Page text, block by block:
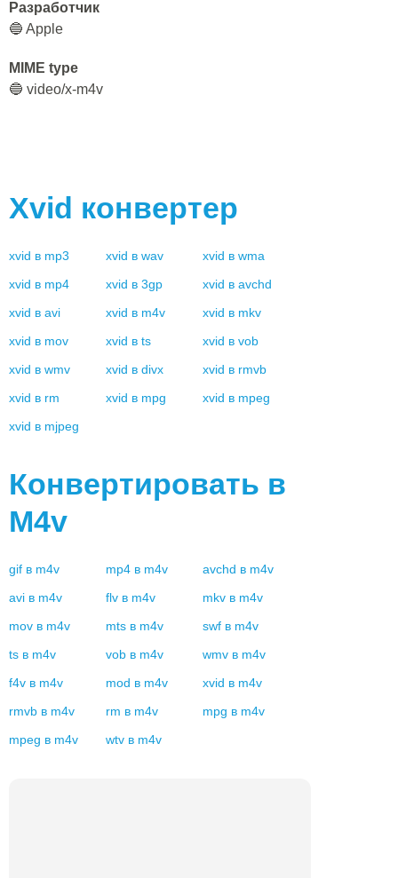
Разработчик
🔵 Apple
MIME type
🔵 video/x-m4v
Xvid конвертер
xvid в mp3 xvid в wav xvid в wma
xvid в mp4 xvid в 3gp xvid в avchd
xvid в avi xvid в m4v xvid в mkv
xvid в mov xvid в ts xvid в vob
xvid в wmv xvid в divx xvid в rmvb
xvid в rm xvid в mpg xvid в mpeg
xvid в mjpeg
Конвертировать в
M4v
gif в m4v mp4 в m4v avchd в m4v
avi в m4v flv в m4v mkv в m4v
mov в m4v mts в m4v swf в m4v
ts в m4v vob в m4v wmv в m4v
f4v в m4v mod в m4v xvid в m4v
rmvb в m4v rm в m4v mpg в m4v
mpeg в m4v wtv в m4v